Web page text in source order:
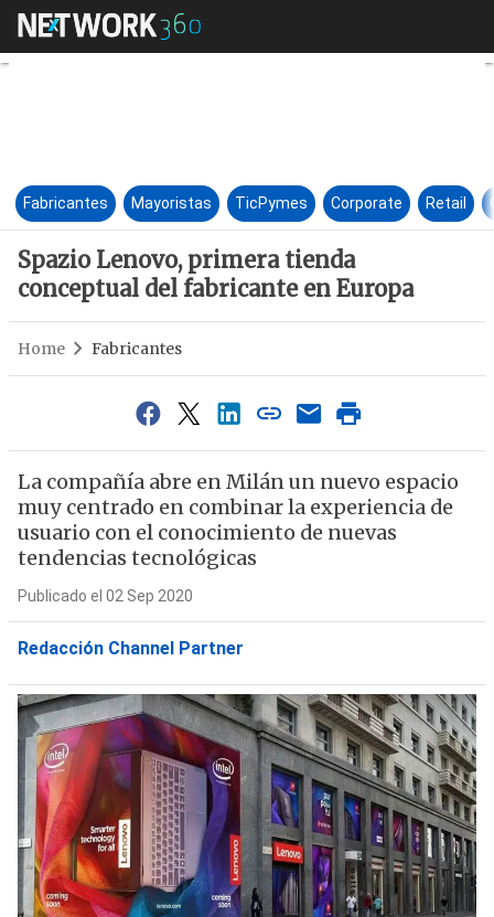
Spazio Lenovo, primera
Fabricantes Mayoristas TicPymes Corporate Retail
Spazio Lenovo, primera tienda
conceptual del fabricante en Europa
Home Fabricantes
La compañía abre en Milán un nuevo espacio
muy centrado en combinar la experiencia de
usuario con el conocimiento de nuevas
tendencias tecnológicas
Publicado el 02 Sep 2020
Redacción Channel Partner